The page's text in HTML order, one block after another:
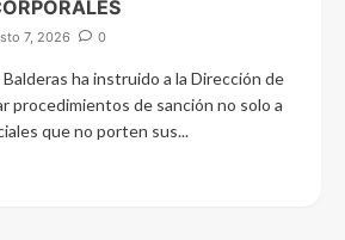
7, 2026 0
ha instruido a la Dirección de
procedimientos de sanción no solo a
que no porten sus...